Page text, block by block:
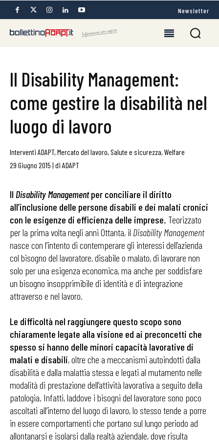
Newsletter
Il Disability Management:
come gestire la disabilità nel
luogo di lavoro
Interventi ADAPT, Mercato del lavoro, Salute e sicurezza, Welfare
29 Giugno 2015 | di ADAPT
Il Disability Managementper conciliare il diritto
all’inclusione delle persone disabili e dei malati cronici
con le esigenze di efficienza delle imprese. Teorizzato
per la prima volta negli anni Ottanta, il Disability Management
nasce con l’intento di contemperare gli interessi dell’azienda
col bisogno del lavoratore, disabile o malato, di lavorare non
solo per una esigenza economica, ma anche per soddisfare
un bisogno insopprimibile di identità e di integrazione
attraverso e nel lavoro.
Le difficoltà nel raggiungere questo scopo sono
chiaramente legate alla visione ed ai preconcetti che
spesso si hanno delle minori capacità lavorative di
malati e disabili, oltre che a meccanismi autoindotti dalla
disabilità e dalla malattia stessa e legati al mutamento nelle
modalità di prestazione dell’attività lavorativa a seguito della
patologia. Infatti, laddove i bisogni del lavoratore sono poco
ascoltati all’interno del luogo di lavoro, lo stesso tende a porre
in essere comportamenti che portano sul lungo periodo ad
allontanarsi e isolarsi dalla realtà aziendale, dove risulta